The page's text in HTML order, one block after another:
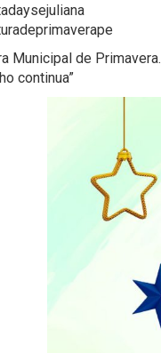
Municipal de Primavera.
continua”